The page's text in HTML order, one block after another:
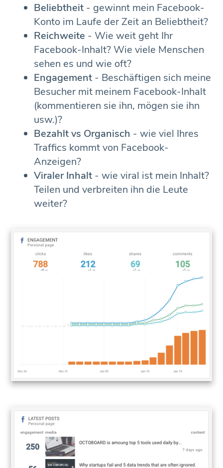
Beliebtheit - gewinnt mein Facebook-
Konto im Laufe der Zeit an Beliebtheit?
Reichweite - Wie weit geht Ihr
Facebook-Inhalt? Wie viele Menschen
sehen es und wie oft?
Engagement - Beschäftigen sich meine
Besucher mit meinem Facebook-Inhalt
(kommentieren sie ihn, mögen sie ihn
usw.)?
Bezahlt vs Organisch - wie viel Ihres
Traffics kommt von Facebook-
Anzeigen?
Viraler Inhalt - wie viral ist mein Inhalt?
Teilen und verbreiten ihn die Leute
weiter?